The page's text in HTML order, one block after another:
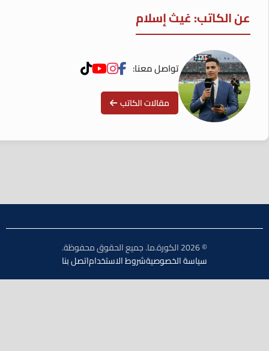
عن الكاتب: غيث إسلام
تواصل معنا:
مقالات الكاتب
سياسة الخصوصيةشروط الاستخداماتصل بنا